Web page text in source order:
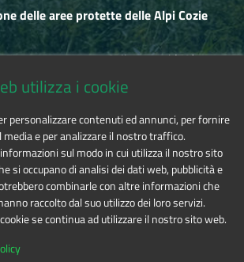
delle aree protette delle Alpi Cozie
Fontan, 1 - 10050 Salbertrand (TO)
Tel. 0122.854720
alpicozie@cert.ruparpiemonte.it
utilizza i cookie
personalizzare contenuti ed annunci, per fornire
e per analizzare il nostro traffico.
sul modo in cui utilizza il nostro sito
si occupano di analisi dei dati web, pubblicità e
combinarle con altre informazioni che
raccolto dal suo utilizzo dei loro servizi.
se continua ad utilizzare il nostro sito web.